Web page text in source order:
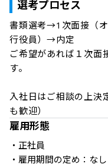
選考プロセス
書類選考→1次面接（
行役員）→内定
ご希望があれば１次面
す。
入社日はご相談の上決
も歓迎）
雇用形態
・正社員
・雇用期間の定め：なし